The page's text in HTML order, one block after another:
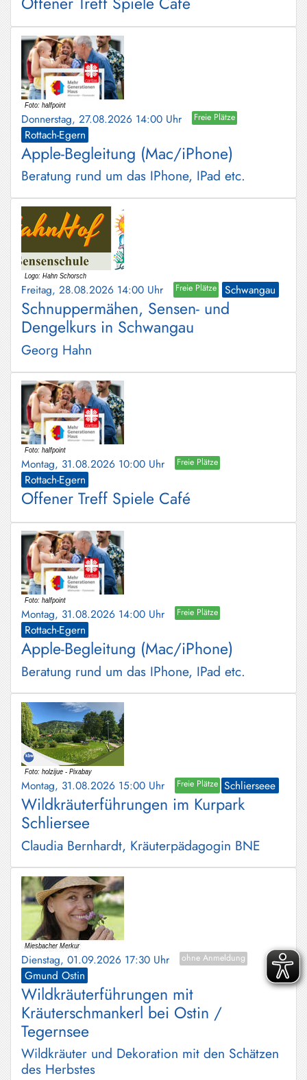
Donnerstag, 27.08.2026 14:00 Uhr Freie Plätze
Rottach-Egern
Apple-Begleitung (Mac/iPhone)
Beratung rund um das IPhone, IPad etc.
Freitag, 28.08.2026 14:00 Uhr Freie Plätze Schwangau
Schnuppermähen, Sensen- und
Dengelkurs in Schwangau
Georg Hahn
Montag, 31.08.2026 10:00 Uhr Freie Plätze
Rottach-Egern
Offener Treff Spiele Café
Montag, 31.08.2026 14:00 Uhr Freie Plätze
Rottach-Egern
Apple-Begleitung (Mac/iPhone)
Beratung rund um das IPhone, IPad etc.
Montag, 31.08.2026 15:00 Uhr Freie Plätze Schlierseee
Wildkräuterführungen im Kurpark
Schliersee
Claudia Bernhardt, Kräuterpädagogin BNE
Dienstag, 01.09.2026 17:30 Uhr ohne Anmeldung
Gmund Ostin
Wildkräuterführungen mit
Kräuterschmankerl bei Ostin /
Tegernsee
Wildkräuter und Dekoration mit den Schätzen
des Herbstes